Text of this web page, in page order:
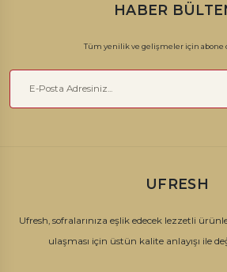
HABER
Tüm yenilik ve gelişmeler için abone
UFRESH
Ufresh, sofralarınıza eşlik edecek lezzetli
ulaşması için üstün kalite anlayışı ile